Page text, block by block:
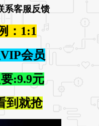
系客服反馈
：1:1
会员
:9.9元
到就抢